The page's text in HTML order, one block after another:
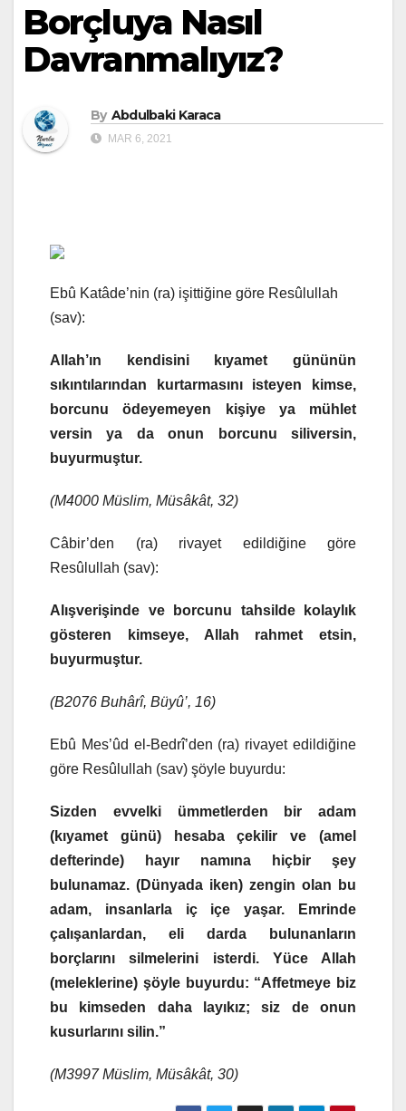
Borçluya Nasıl
Davranmalıyız?
By Abdulbaki Karaca
MAR 6, 2021
Ebû Katâde’nin (ra) işittiğine göre Resûlullah
(sav):
Allah’ın kendisini kıyamet gününün
sıkıntılarından kurtarmasını isteyen kimse,
borcunu ödeyemeyen kişiye ya mühlet
versin ya da onun borcunu siliversin,
buyurmuştur.
(M4000 Müslim, Müsâkât, 32)
Câbir’den (ra) rivayet edildiğine göre
Resûlullah (sav):
Alışverişinde ve borcunu tahsilde kolaylık
gösteren kimseye, Allah rahmet etsin,
buyurmuştur.
(B2076 Buhârî, Büyû’, 16)
Ebû Mes’ûd el-Bedrî’den (ra) rivayet edildiğine
göre Resûlullah (sav) şöyle buyurdu:
Sizden evvelki ümmetlerden bir adam
(kıyamet günü) hesaba çekilir ve (amel
defterinde) hayır namına hiçbir şey
bulunamaz. (Dünyada iken) zengin olan bu
adam, insanlarla iç içe yaşar. Emrinde
çalışanlardan, eli darda bulunanların
borçlarını silmelerini isterdi. Yüce Allah
(meleklerine) şöyle buyurdu: “Affetmeye biz
bu kimseden daha layıkız; siz de onun
kusurlarını silin.”
(M3997 Müslim, Müsâkât, 30)